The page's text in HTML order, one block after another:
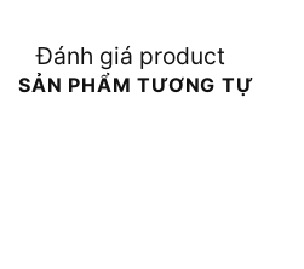
Đánh giá product
SẢN PHẨM TƯƠNG TỰ